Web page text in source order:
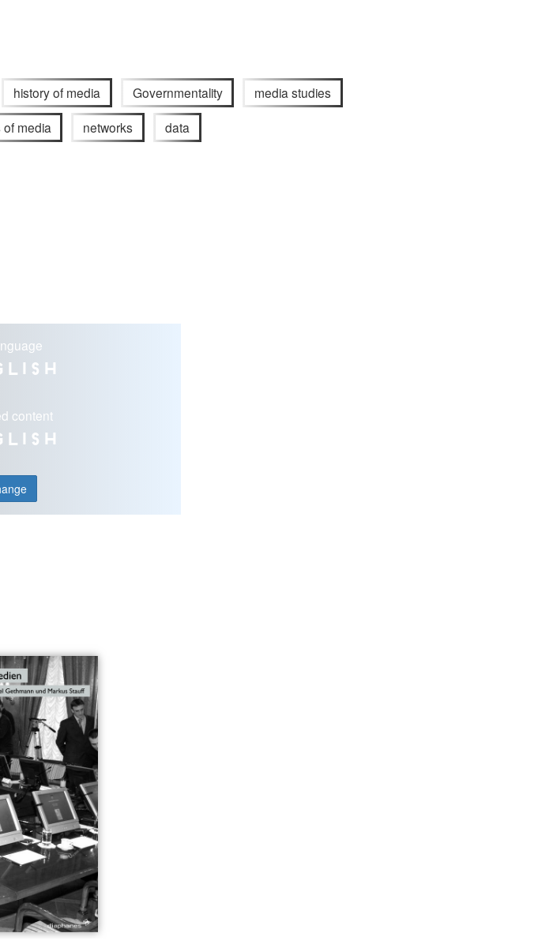
history of media Governmentality media studies
of media networks data
content